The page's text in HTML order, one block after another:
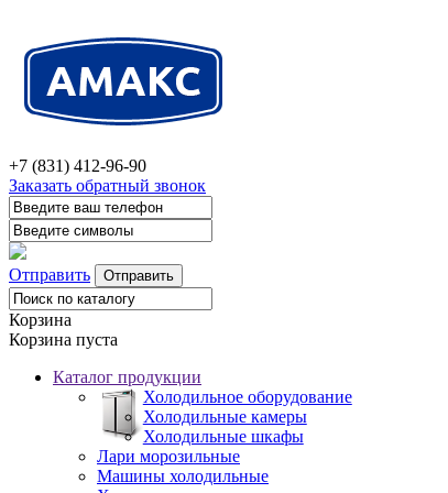
+7 (831) 412-96-90
Заказать обратный звонок
Отправить
Корзина
Корзина пуста
Каталог продукции
Холодильное оборудование
Холодильные камеры
Холодильные шкафы
Лари морозильные
Машины холодильные